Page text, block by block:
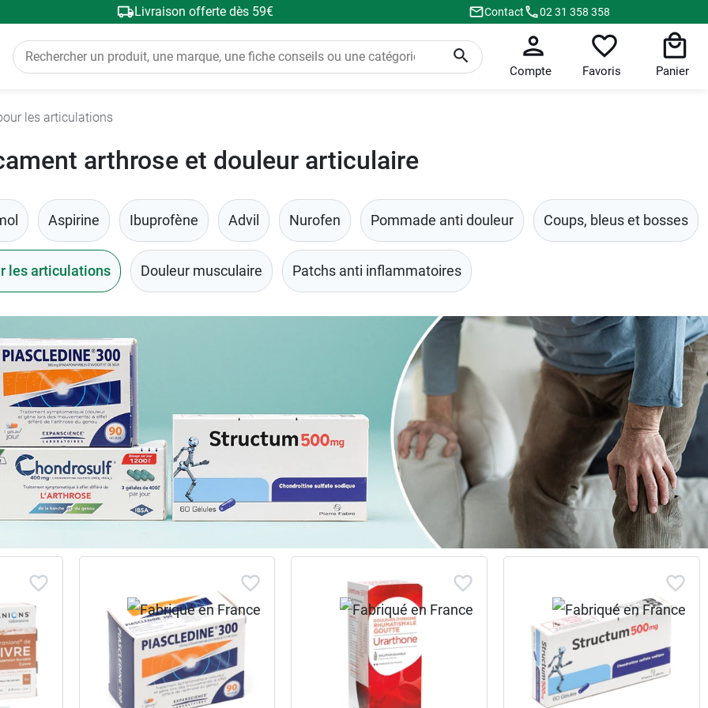
Livraison offerte dès 59€ Contact 02 31 358 358
Compte Favoris Panier
les articulations
arthrose et douleur articulaire
Aspirine Ibuprofène Advil Nurofen Pommade anti douleur Coups, bleus et bosses
les articulations Douleur musculaire Patchs anti inflammatoires